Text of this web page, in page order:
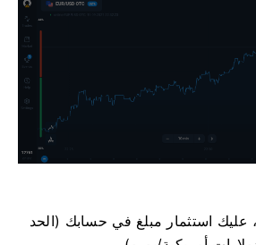
عليك استثمار مبلغ في حسابك (الحد